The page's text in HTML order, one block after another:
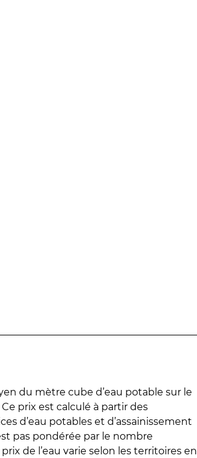
du mètre cube d’eau potable sur le
prix est calculé à partir des
d’eau potables et d’assainissement
pas pondérée par le nombre
de l’eau varie selon les territoires en